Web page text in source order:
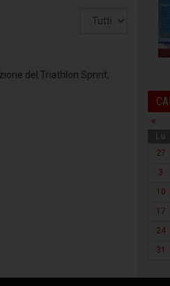
Visualizza
del Triathlon Sprint,
«
Lu
27
3
10
17
24
31